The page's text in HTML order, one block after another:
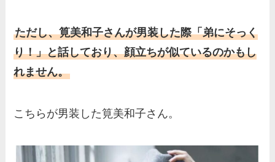
ただし、筧美和子さんが男装した際「弟にそっく
り！」と話しており、顔立ちが似ているのかもし
れません。
こちらが男装した筧美和子さん。